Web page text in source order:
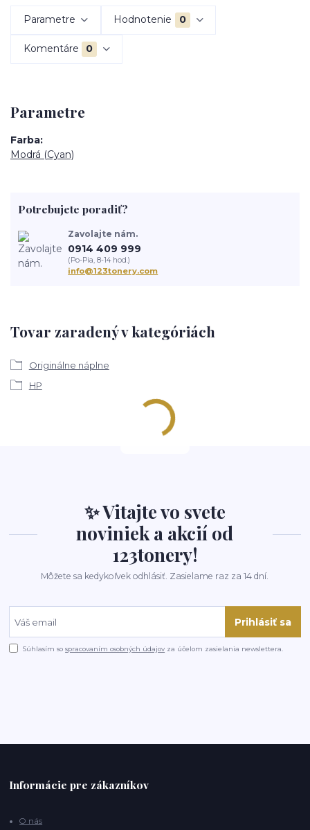
Parametre Hodnotenie 0
Komentáre 0
Parametre
Farba
Modrá (Cyan)
Tovar zaradený v kategóriách
Originálne náplne
HP
Potrebujete poradiť?
Zavolajte nám.
0914 409 999
(Po-Pia, 8-14 hod.)
info@123tonery.com
✨ Vitajte vo svete
noviniek a akcií od
123tonery!
Môžete sa kedykoľvek odhlásiť. Zasielame raz za 14 dní.
Prihlásiť sa
Súhlasím sospracovaním osobných údajov za účelom zasielania newslettera.
Informácie pre zákazníkov
O nás